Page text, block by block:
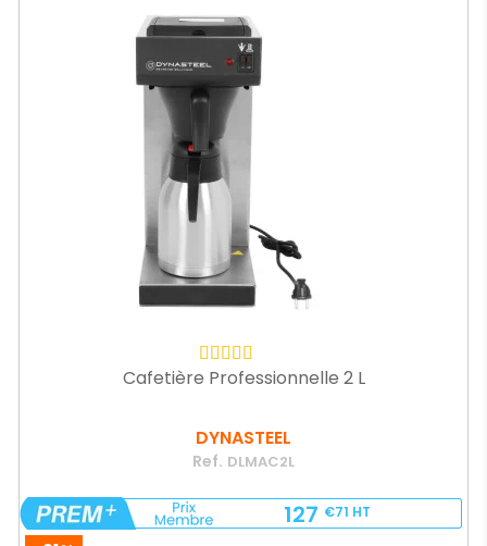
Cafetière Professionnelle 2 L
DYNASTEEL
Ref. DLMAC2L
127 €71 HT